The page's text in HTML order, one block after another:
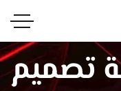
تصميم